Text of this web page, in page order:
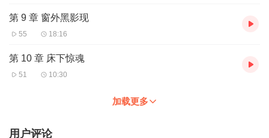
第 9 章 窗外黑影现
55 18:16
第 10 章 床下惊魂
51 10:30
加载更多
用户评论